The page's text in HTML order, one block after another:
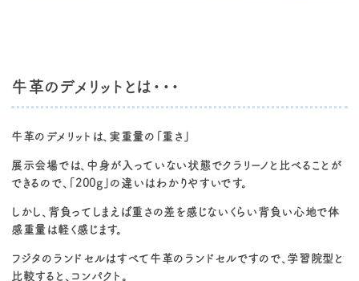
牛革のデメリットとは・・・
牛革のデメリットは、実重量の「重さ」
展示会場では、中身が入っていない状態でクラリーノと比べることが
できるので、「200g」の違いはわかりやすいです。
しかし、背負ってしまえば重さの差を感じないくらい背負い心地で体
感重量は軽く感じます。
フジタのランドセルはすべて牛革のランドセルですので、学習院型と
比較すると、コンパクト。